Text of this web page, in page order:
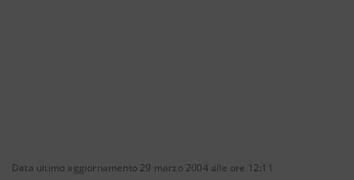
Data ultimo aggiornamento 29 marzo 2004 alle ore 12:11